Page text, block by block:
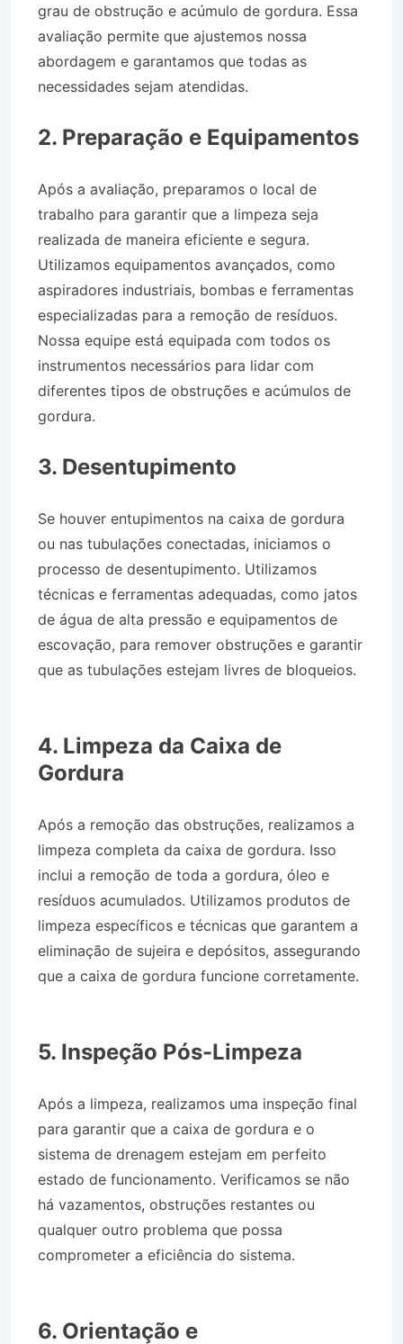
grau de obstrução e acúmulo de gordura. Essa
avaliação permite que ajustemos nossa
abordagem e garantamos que todas as
necessidades sejam atendidas.
2. Preparação e Equipamentos
Após a avaliação, preparamos o local de
trabalho para garantir que a limpeza seja
realizada de maneira eficiente e segura.
Utilizamos equipamentos avançados, como
aspiradores industriais, bombas e ferramentas
especializadas para a remoção de resíduos.
Nossa equipe está equipada com todos os
instrumentos necessários para lidar com
diferentes tipos de obstruções e acúmulos de
gordura.
3. Desentupimento
Se houver entupimentos na caixa de gordura
ou nas tubulações conectadas, iniciamos o
processo de desentupimento. Utilizamos
técnicas e ferramentas adequadas, como jatos
de água de alta pressão e equipamentos de
escovação, para remover obstruções e garantir
que as tubulações estejam livres de bloqueios.
4. Limpeza da Caixa de
Gordura
Após a remoção das obstruções, realizamos a
limpeza completa da caixa de gordura. Isso
inclui a remoção de toda a gordura, óleo e
resíduos acumulados. Utilizamos produtos de
limpeza específicos e técnicas que garantem a
eliminação de sujeira e depósitos, assegurando
que a caixa de gordura funcione corretamente.
5. Inspeção Pós-Limpeza
Após a limpeza, realizamos uma inspeção final
para garantir que a caixa de gordura e o
sistema de drenagem estejam em perfeito
estado de funcionamento. Verificamos se não
há vazamentos, obstruções restantes ou
qualquer outro problema que possa
comprometer a eficiência do sistema.
6. Orientação e